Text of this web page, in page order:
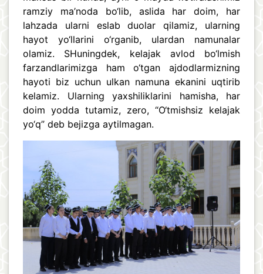
ramziy ma’noda bo‘lib, aslida har doim, har
lahzada ularni eslab duolar qilamiz, ularning
hayot yo‘llarini o‘rganib, ulardan namunalar
olamiz. SHuningdek, kelajak avlod bo‘lmish
farzandlarimizga ham o‘tgan ajdodlarmizning
hayoti biz uchun ulkan namuna ekanini uqtirib
kelamiz. Ularning yaxshiliklarini hamisha, har
doim yodda tutamiz, zero, “O‘tmishsiz kelajak
yo‘q” deb bejizga aytilmagan.